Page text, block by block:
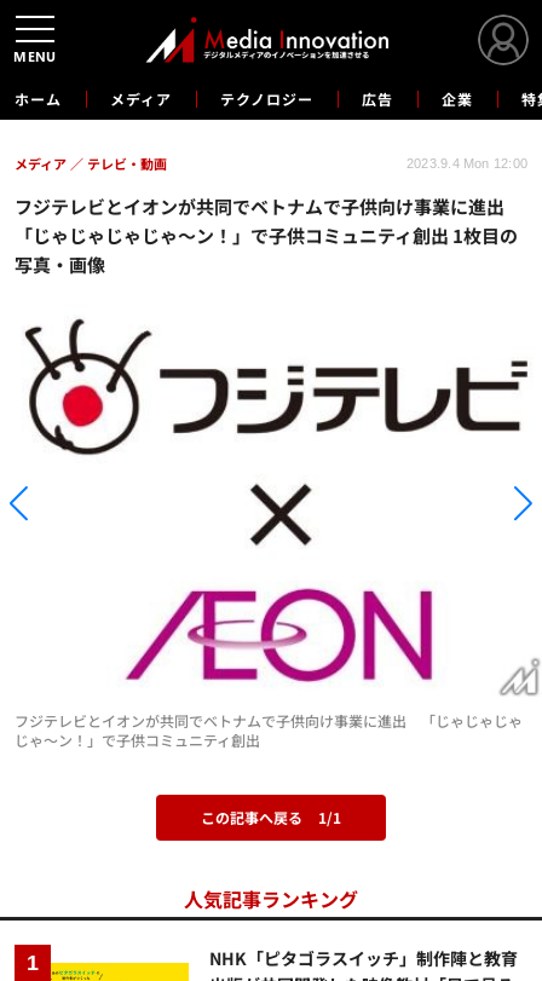
ホーム メディア テクノロジー 広告 企業 特
フジテレビとイオンが共同でベトナムで子供向け事業に進出
「じゃじゃじゃじゃ～ン！」で子供コミュニティ創出 1枚目の
写真・画像
メディア テレビ・動画 2023.9.4 Mon 12:00
フジテレビとイオンが共同でベトナムで子供向け事業に進出 「じゃじゃじゃ
じゃ～ン！」で子供コミュニティ創出
この記事へ戻る 1/1
人気記事ランキング
NHK「ピタゴラスイッチ」制作陣と教育
MENU